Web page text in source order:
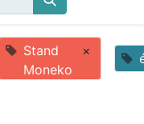
Stand
Moneko
×